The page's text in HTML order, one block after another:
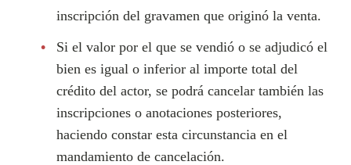
inscripción del gravamen que originó la venta.
Si el valor por el que se vendió o se adjudicó el
bien es igual o inferior al importe total del
crédito del actor, se podrá cancelar también las
inscripciones o anotaciones posteriores,
haciendo constar esta circunstancia en el
mandamiento de cancelación.